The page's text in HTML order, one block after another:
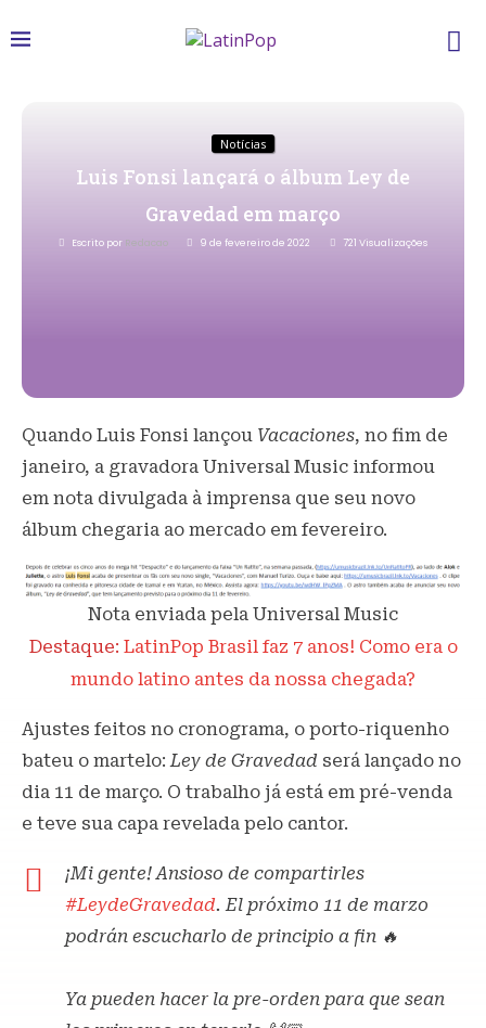
Notícias
Luis Fonsi lançará o álbum Ley de
Gravedad em março
Escrito por Redacao 9 de fevereiro de 2022 721 Visualizações
Quando Luis Fonsi lançou Vacaciones, no fim de
janeiro, a gravadora Universal Music informou
em nota divulgada à imprensa que seu novo
álbum chegaria ao mercado em fevereiro.
Nota enviada pela Universal Music
Destaque: LatinPop Brasil faz 7 anos! Como era o
mundo latino antes da nossa chegada?
Ajustes feitos no cronograma, o porto-riquenho
bateu o martelo:Ley de Gravedad será lançado no
dia 11 de março. O trabalho já está em pré-venda
e teve sua capa revelada pelo cantor.
¡Mi gente! Ansioso de compartirles
#LeydeGravedad. El próximo 11 de marzo
podrán escucharlo de principio a fin 🔥
Ya pueden hacer la pre-orden para que sean